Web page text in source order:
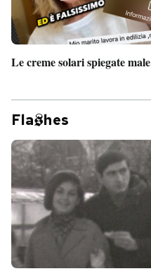
Le creme solari spiegate male
Fla hes